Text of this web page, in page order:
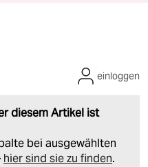
diesem Artikel ist
bei ausgewählten
hier sind sie zu finden.
einloggen